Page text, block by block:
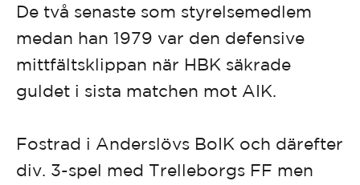
De två senaste som styrelsemedlem
medan han 1979 var den defensive
mittfältsklippan när HBK säkrade
guldet i sista matchen mot AIK.
Fostrad i Anderslövs BoIK och därefter
div. 3-spel med Trelleborgs FF men